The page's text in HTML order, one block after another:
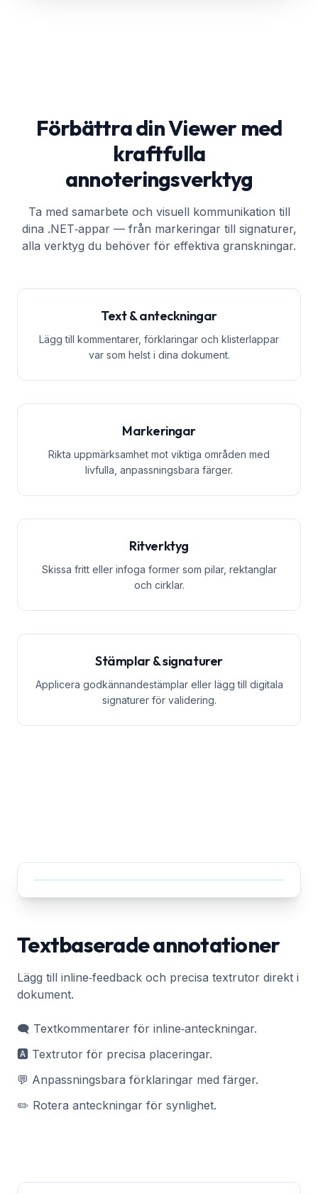
Förbättra din Viewer med
kraftfulla
annoteringsverktyg
Ta med samarbete och visuell kommunikation till
dina .NET‑appar — från markeringar till signaturer,
alla verktyg du behöver för effektiva granskningar.
Text & anteckningar
Lägg till kommentarer, förklaringar och klisterlappar
var som helst i dina dokument.
Markeringar
Rikta uppmärksamhet mot viktiga områden med
livfulla, anpassningsbara färger.
Ritverktyg
Skissa fritt eller infoga former som pilar, rektanglar
och cirklar.
Stämplar & signaturer
Applicera godkännandestämplar eller lägg till digitala
signaturer för validering.
Textbaserade annotationer
Lägg till inline‑feedback och precisa textrutor direkt i
dokument.
🗨️ Textkommentarer för inline‑anteckningar.
🅰️ Textrutor för precisa placeringar.
💬 Anpassningsbara förklaringar med färger.
✏️ Rotera anteckningar för synlighet.